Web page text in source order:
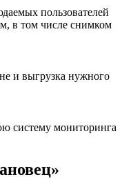
пользователей
в том числе снимком
и выгрузка нужного
систему мониторинга